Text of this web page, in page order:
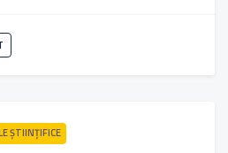
ŞTIINȚIFICE